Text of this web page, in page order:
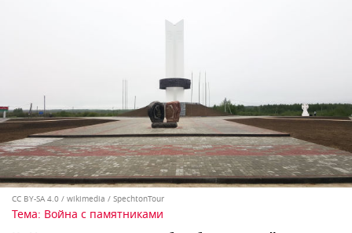
CC BY-SA 4.0 / wikimedia / SpechtonTour
Тема: Война с памятниками